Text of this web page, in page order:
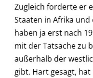
Zugleich forderte er
Staaten in Afrika
haben ja erst nach
mit der Tatsache zu
außerhalb der
gibt. Hart gesagt,